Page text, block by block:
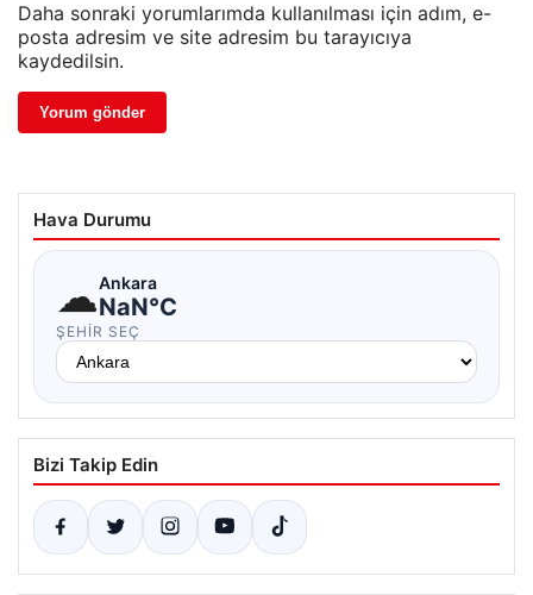
Daha sonraki yorumlarımda kullanılması için adım, e-
posta adresim ve site adresim bu tarayıcıya
kaydedilsin.
Hava Durumu
☁Ankara
NaN°C
ŞEHIR SEÇ
Bizi Takip Edin